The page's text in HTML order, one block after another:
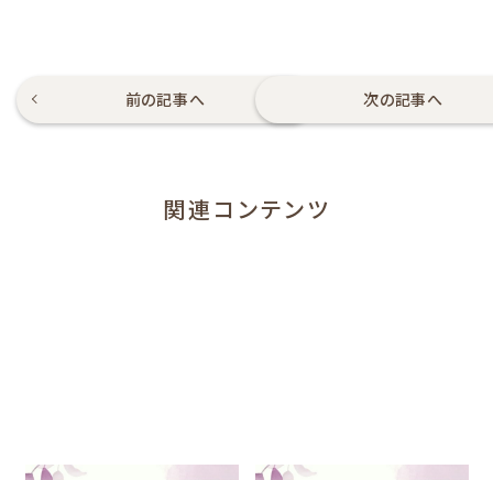
前の記事へ 次の記事へ
関連コンテンツ